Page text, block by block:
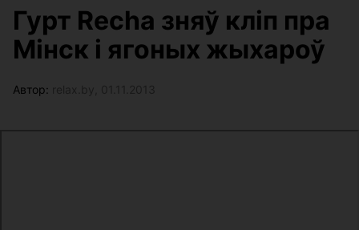
Гурт Recha зняў кліп пра
Мінск і ягоных жыхароў
Автор: